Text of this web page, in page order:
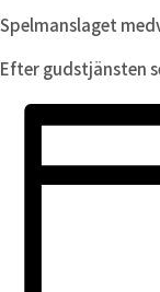
Spelmanslaget
Efter gudstjänsten